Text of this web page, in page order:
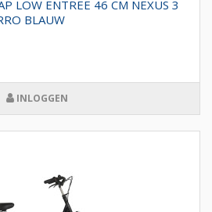
LOW ENTREE 46 CM NEXUS 3
BLAUW
INLOGGEN